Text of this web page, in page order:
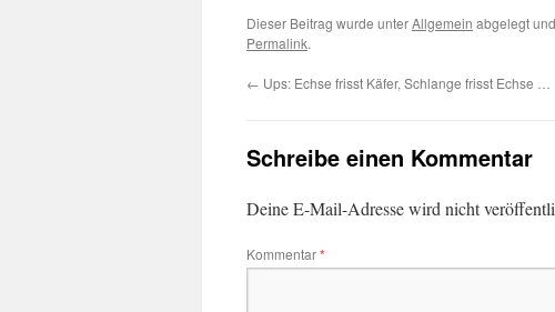
Dieser Beitrag wurde unterAllgemein abgelegt
Permalink.
← Ups: Echse frisst Käfer, Schlange frisst Echse …
Schreibe einen Kommentar
Deine E-Mail-Adresse wird nicht
Kommentar*